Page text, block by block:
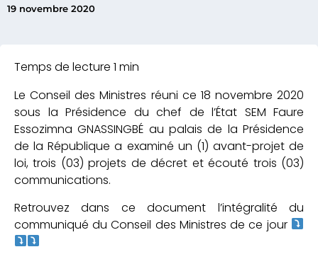
19 novembre 2020
Le Conseil des Ministres réuni ce 18 novembre 2020
sous la Présidence du chef de l’État SEM Faure
Essozimna GNASSINGBÉ au palais de la Présidence
de la République a examiné un (1) avant-projet de
loi, trois (03) projets de décret et écouté trois (03)
communications.
Retrouvez dans ce document l’intégralité du
communiqué du Conseil des Ministres de ce jour